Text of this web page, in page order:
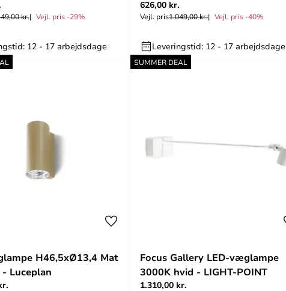
kr. Vejl. pris -29%
12 - 17 arbejdsdage
626,00 kr.
Vejl. pris1.049,00 kr. Vejl. pris -40%
Leveringstid: 12 - 17 arbejdsdage
H46,5xØ13,4 Mat
- Luceplan
SUMMER DEAL
Focus Gallery LED-væglampe
3000K hvid - LIGHT-POINT
1.310,00 kr.